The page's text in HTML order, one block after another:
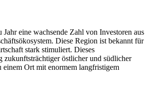
Jahr eine wachsende Zahl von Investoren aus
Diese Region ist bekannt für
stark stimuliert. Dieses
zukunftsträchtiger östlicher und südlicher
einem Ort mit enormem langfristigem